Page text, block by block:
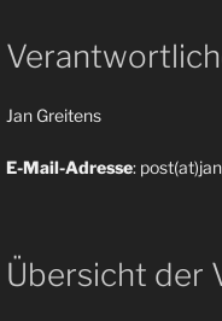
Jan Greitens
E-Mail-Adresse:
Übersicht der